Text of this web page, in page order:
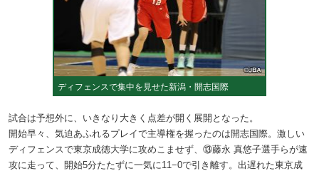
ディフェンスで集中を見せた新潟・開志国際
試合は予想外に、いきなり大きく点差が開く展開となった。
開始早々、気迫あふれるプレイで主導権を握ったのは開志国際。激しい
ディフェンスで東京成徳大学に攻めこませず、⑬藤永 真悠子選手らが速
攻に走って、開始5分たたずに一気に11−0で引き離す。出遅れた東京成